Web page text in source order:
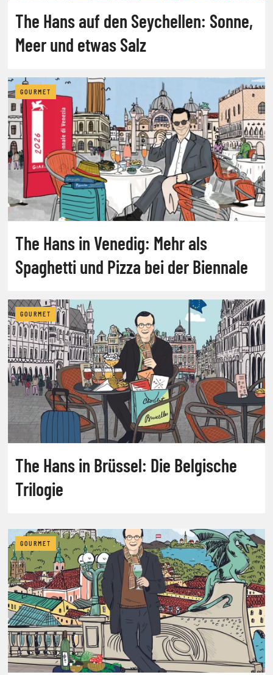
The Hans auf den Seychellen: Sonne,
Meer und etwas Salz
GOURMET
The Hans in Venedig: Mehr als
Spaghetti und Pizza bei der Biennale
GOURMET
The Hans in Brüssel: Die Belgische
Trilogie
GOURMET